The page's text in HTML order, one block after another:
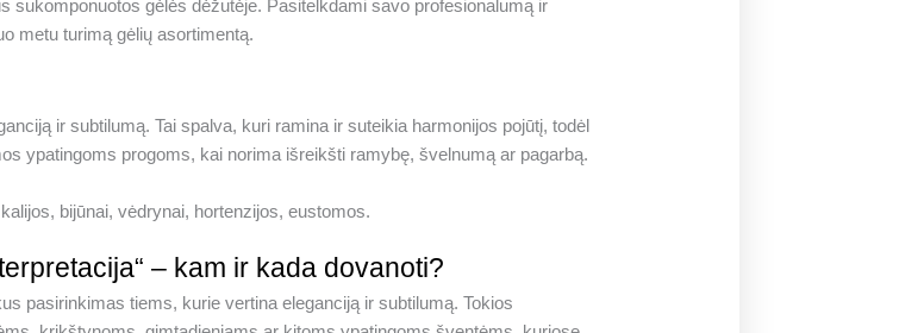
sukomponuotos gėlės dėžutėje. Pasitelkdami savo profesionalumą ir
metu turimą gėlių asortimentą.
ir subtilumą. Tai spalva, kuri ramina ir suteikia harmonijos pojūtį, todėl
ypatingoms progoms, kai norima išreikšti ramybę, švelnumą ar pagarbą.
bijūnai, vėdrynai, hortenzijos, eustomos.
– kam ir kada dovanoti?
pasirinkimas tiems, kurie vertina eleganciją ir subtilumą. Tokios